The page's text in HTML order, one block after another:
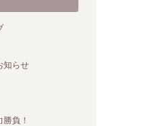
知らせ
負！